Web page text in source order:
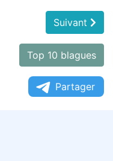
Suivant
Top 10 blagues
Partager